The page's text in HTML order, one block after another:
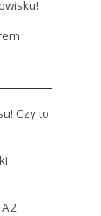
Czy to